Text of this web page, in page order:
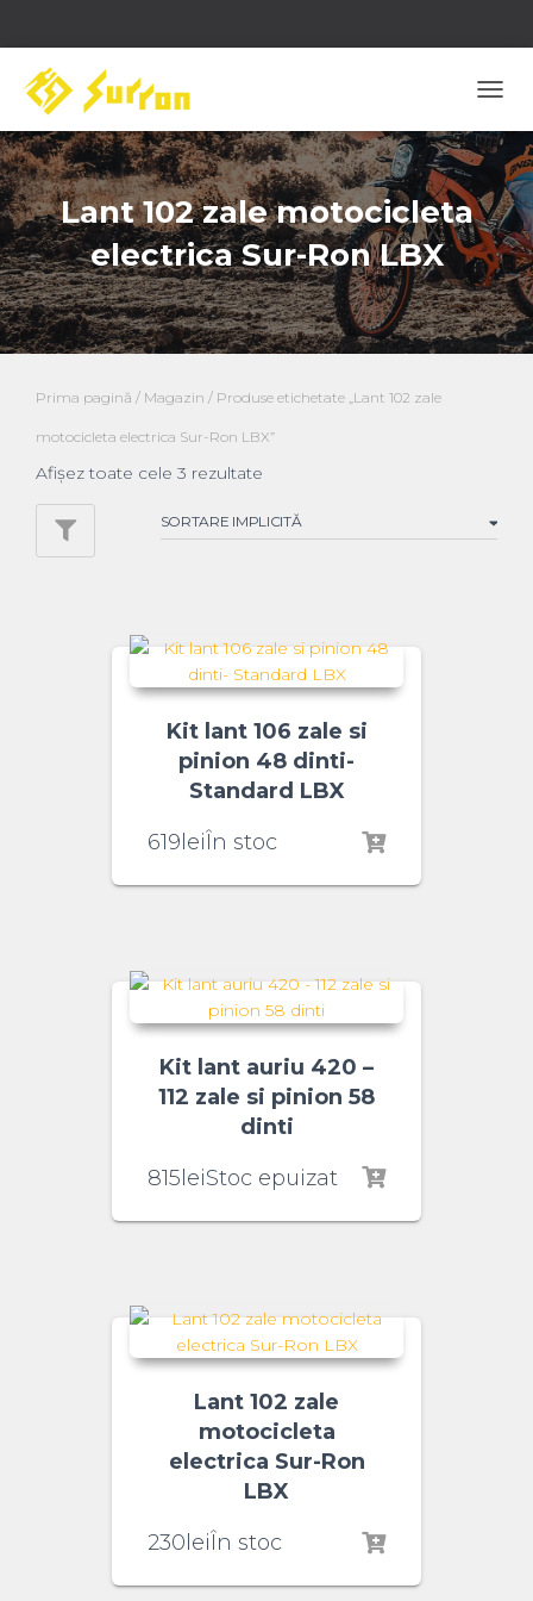
Lant 102 zale motocicleta
electrica Sur-Ron LBX
Prima pagină / Magazin / Produse etichetate „Lant 102 zale
motocicleta electrica Sur-Ron LBX”
Afișez toate cele 3 rezultate
Kit lant 106 zale si
pinion 48 dinti-
Standard LBX
619 leiÎn stoc
Kit lant auriu 420 –
112 zale si pinion 58
dinti
815leiStoc epuizat
Lant 102 zale
motocicleta
electrica Sur-Ron
LBX
230 leiÎn stoc